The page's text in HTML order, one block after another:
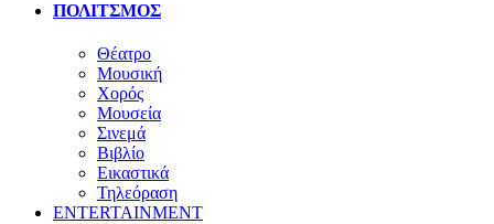
ΠΟΛΙΤΣΜΟΣ
Θέατρο
Μουσική
Χορός
Μουσεία
Σινεμά
Βιβλίο
Εικαστικά
Τηλεόραση
ENTERTAINMENT